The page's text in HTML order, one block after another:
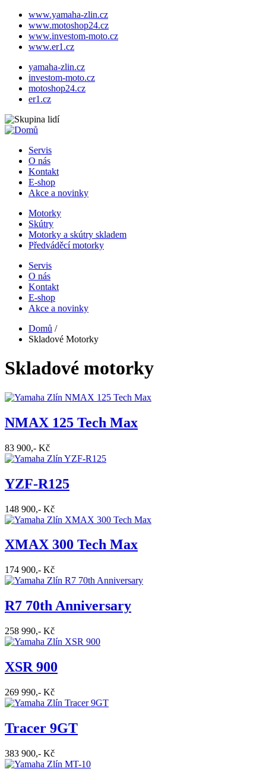
www.yamaha-zlin.cz
www.motoshop24.cz
www.investom-moto.cz
www.er1.cz
Přejít
hlavnímu
obsahu
yamaha-zlin.cz
investom-moto.cz
motoshop24.cz
er1.cz
Hlavní
navigace
Servis
O nás
Kontakt
E-shop
Akce a novinky
Doplňková
navigace
Motorky
Skútry
Motorky a skútry skladem
Předváděcí motorky
Hlavní
navigace
Servis
O nás
Kontakt
E-shop
Akce a novinky
Drobečková
navigace
Domů /
Skladové Motorky
Skladové motorky
NMAX 125 Tech Max
83 900,- Kč
YZF-R125
148 900,- Kč
XMAX 300 Tech Max
174 900,- Kč
R7 70th Anniversary
258 990,- Kč
XSR 900
269 990,- Kč
Tracer 9GT
383 900,- Kč